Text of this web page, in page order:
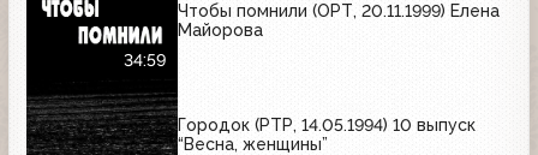
34:59
Чтобы помнили (ОРТ, 20.11.1999) Елена
Майорова
Городок (РТР, 14.05.1994) 10 выпуск
“Весна, женщины”